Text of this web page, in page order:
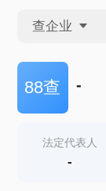
查企业
查企业
查产地
88查 -
法定代表人
-